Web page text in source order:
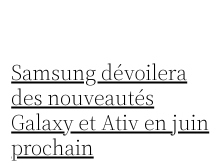
Samsung dévoilera
des nouveautés
Galaxy et Ativ en juin
prochain